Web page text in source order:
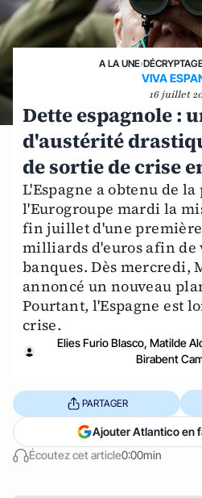
A LA UNE›
VIVA
16 juillet
Dette espagnole :
d'austérité
de sortie de crise
L'Espagne a obtenu de la
l'Eurogroupe mardi la
fin juillet d'une
milliards d'euros afin de
banques. Dès mercredi,
annoncé un nouveau
Pourtant, l'Espagne est
crise.
Elies Furio Blasco, Matilde
Birabent
Écoutez cet article0:00min
PARTAGER
Ajouter Atlantico en